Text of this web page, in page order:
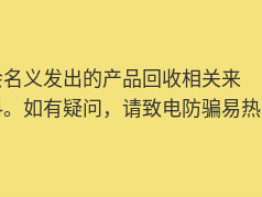
义发出的产品回收相关来
如有疑问，请致电防骗易热
。由2025年11月10日起，
诉、查询及建议。所有提交